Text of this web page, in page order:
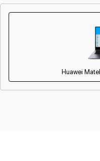
Замена оперативной
Ремонт SD/DVD-Rom
Huawei